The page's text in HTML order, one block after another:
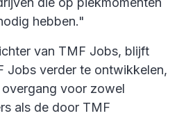
hebben."
van TMF Jobs, blijft
Jobs verder te ontwikkelen,
voor zowel
als de door TMF